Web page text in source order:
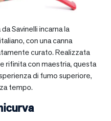
Savinelli incarna la
con una canna
curato. Realizzata
rifinita con maestria, questa
di fumo superiore,
tempo.